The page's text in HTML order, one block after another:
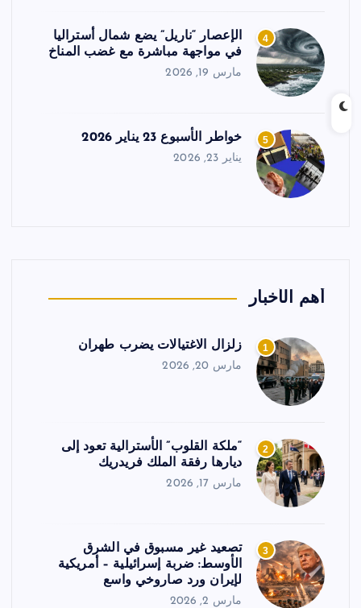
4
الإعصار “ناريل” يضع شمال أستراليا
في مواجهة مباشرة مع غضب المناخ
مارس 19, 2026
5 خواطر الأسبوع 23 يناير 2026
يناير 23, 2026
أهم الأخبار
1 زلزال الاغتيالات يضرب طهران
مارس 20, 2026
2
“ملكة القلوب” الأسترالية تعود إلى
ديارها رفقة الملك فريدريك
مارس 17, 2026
3
تصعيد غير مسبوق في الشرق
الأوسط: ضربة إسرائيلية – أمريكية
لإيران ورد صاروخي واسع
مارس 2, 2026